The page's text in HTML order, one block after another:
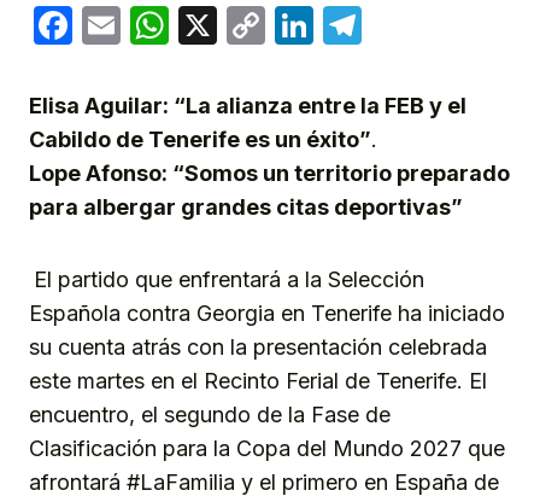
Facebook
EmailWhatsApp
X
CopyLinkedIn
Elisa Aguilar: “La alianza entre la FEB y el
Cabildo de Tenerife es un éxito”.
Lope Afonso: “Somos un territorio preparado
para albergar grandes citas deportivas”
El partido que enfrentará a la Selección
Española contra Georgia en Tenerife ha iniciado
su cuenta atrás con la presentación celebrada
este martes en el Recinto Ferial de Tenerife. El
encuentro, el segundo de la Fase de
Clasificación para la Copa del Mundo 2027 que
afrontará #LaFamilia y el primero en España de